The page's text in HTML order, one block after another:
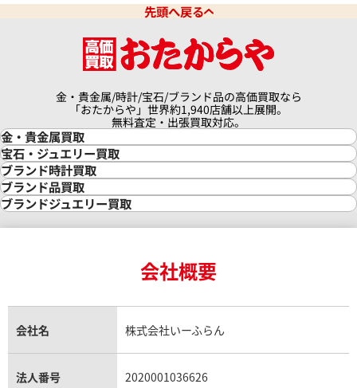
先頭へ戻る
金・貴金属/時計/宝石/ブランド品の高価買取なら
「おたからや」世界約1,940店舗以上展開。
無料査定・出張買取対応。
金・貴金属買取
金買取
金の相場価格情報
金の参考買取価格一覧
インゴット買取
インゴットの相場価格情報
24金買取
金貨買取
貴金属買取
銀・シルバー買取
パラジウム買取
宝石・ジュエリー買取
宝石・ジュエリー買取
ダイヤモンド買取
ダイヤモンド・宝石の参考価格一覧
リング・結婚指輪買取
エメラルド買取
トパーズ買取
タンザナイト買取
キャッツアイ買取
ブランド時計買取
時計買取
ロレックス買取
ロレックス デイトナ買取
ロレックス サブマリーナー買取
ロレックス エクスプローラー買取
ロレックス デイトジャスト買取
パテック フィリップノーチラス買取
ヴァシュロン・コンスタンタン買取
ブランド品買取
ブランド買取
シャネル マトラッセ買取
セリーヌ買取
ブランドジュエリー買取
ヴァンクリーフ＆アーペル買取
ショーメ買取
ダミアーニ買取
会社概要
会社名 株式会社いーふらん
法人番号 2020001036626